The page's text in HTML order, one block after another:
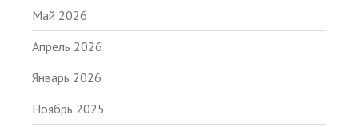
Май 2026
Апрель 2026
Январь 2026
Ноябрь 2025